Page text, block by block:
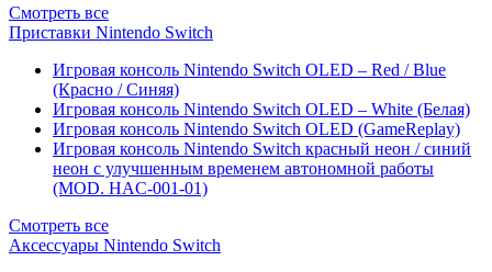
Смотреть все
Приставки Nintendo Switch
Игровая консоль Nintendo Switch OLED – Red / Blue
(Красно / Синяя)
Игровая консоль Nintendo Switch OLED – White (Белая)
Игровая консоль Nintendo Switch OLED (GameReplay)
Игровая консоль Nintendo Switch красный неон / синий
неон с улучшенным временем автономной работы
(MOD. HAC-001-01)
Смотреть все
Аксессуары Nintendo Switch